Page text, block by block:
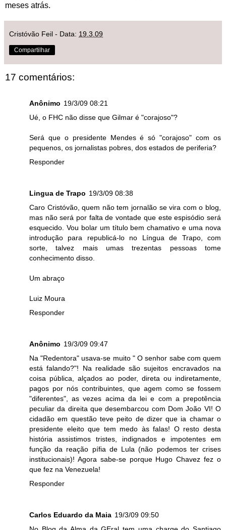
meses atrás.
Cristóvão Feil - Data: 19.3.09
Compartilhar
17 comentários:
Anônimo 19/3/09 08:21
Ué, o FHC não disse que Gilmar é "corajoso"?
Será que o presidente Mendes é só "corajoso" com os
pequenos, os jornalistas pobres, dos estados de periferia?
Responder
Lingua de Trapo 19/3/09 08:38
Caro Cristóvão, quem não tem jornalão se vira com o blog,
mas não será por falta de vontade que este espisódio será
esquecido. Vou bolar um título bem chamativo e uma nova
introdução para republicá-lo no Língua de Trapo, com
sorte, talvez mais umas trezentas pessoas tome
conhecimento disso.
Um abraço
Luiz Moura
Responder
Anônimo 19/3/09 09:47
Na "Redentora" usava-se muito " O senhor sabe com quem
está falando?"! Na realidade são sujeitos encravados na
coisa pública, alçados ao poder, direta ou indiretamente,
pagos por nós contribuintes, que agem como se fossem
"diferentes", as vezes acima da lei e com a prepotência
peculiar da direita que desembarcou com Dom João VI! O
cidadão em questão teve peito de dizer que ia chamar o
presidente eleito que tem medo às falas! O resto desta
história assistimos tristes, indignados e impotentes em
função da reação pífia de Lula (não podemos ter crises
institucionais)! Agora sabe-se porque Hugo Chavez fez o
que fez na Venezuela!
Responder
Carlos Eduardo da Maia 19/3/09 09:50